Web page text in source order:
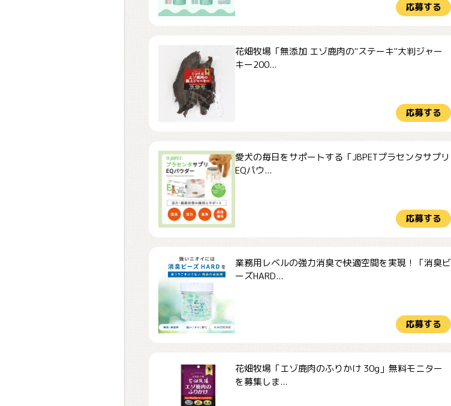
応募する
花畑牧場「無添加 エゾ鹿肉の"ステーキ"大判ジャー
キー200...
応募する
愛犬の毎日をサポートする「JBPETプラセンタサプリ
EQパウ...
応募する
業務用レベルの強力消臭で快適空間を実現！「消臭ビ
ーズHARD...
応募する
花畑牧場「エゾ鹿肉のふりかけ 30g」無料モニター
を募集しま...